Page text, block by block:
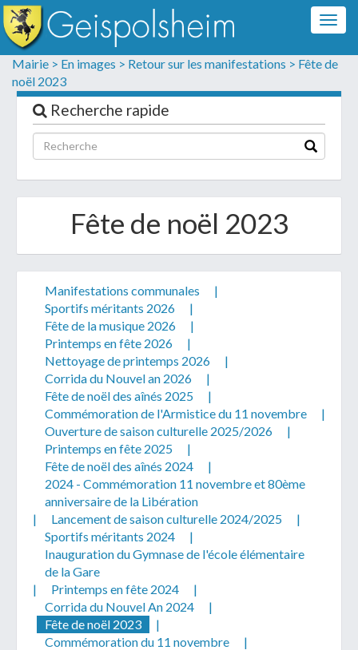
Mairie > En images > Retour sur les manifestations > Fête de
noël 2023
Recherche rapide
Fête de noël 2023
Manifestations communales
|
Sportifs méritants 2026
|
Fête de la musique 2026
|
Printemps en fête 2026
|
Nettoyage de printemps 2026
|
Corrida du Nouvel an 2026
|
Fête de noël des aînés 2025
|
Commémoration de l'Armistice du 11 novembre
|
Ouverture de saison culturelle 2025/2026
|
Printemps en fête 2025
|
Fête de noël des aînés 2024
|
2024 - Commémoration 11 novembre et 80ème
anniversaire de la Libération
|
Lancement de saison culturelle 2024/2025
|
Sportifs méritants 2024
|
Inauguration du Gymnase de l'école élémentaire
de la Gare
|
Printemps en fête 2024
|
Corrida du Nouvel An 2024
|
Fête de noël 2023
|
Commémoration du 11 novembre
|
Formulaire de contact
Les champs suivis d'un * sont obligatoires
Informations personnelles
Votre demande :
Télécharger votre fichier
Uniquement PDF (.pdf), JPEG (.jpeg / .jpg) ou
document WORD (.doc, .docx)
NON
En soumettant ce formulaire, j'accepte
que mes données personnelles soient traitées par la
Mairie de Geispolsheim.